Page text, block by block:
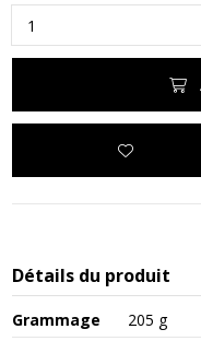
Détails du produit
Grammage
205 g